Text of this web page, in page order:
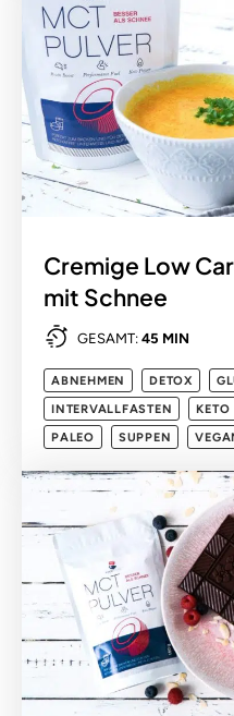
Cremige Low
mit Schnee
GESAMT: 45 MIN
ABNEHMEN DETOX
INTERVALLFASTEN
KETO
PALEO
SUPPEN